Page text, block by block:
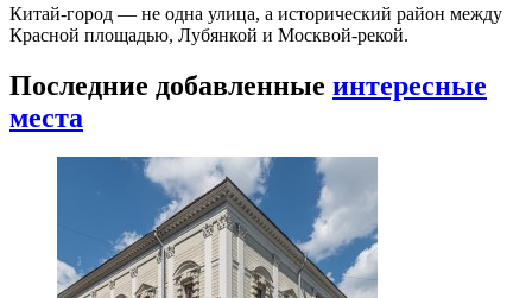
Китай-город — не одна улица, а исторический район между
Красной площадью, Лубянкой и Москвой-рекой.
Последние добавленные интересные
места